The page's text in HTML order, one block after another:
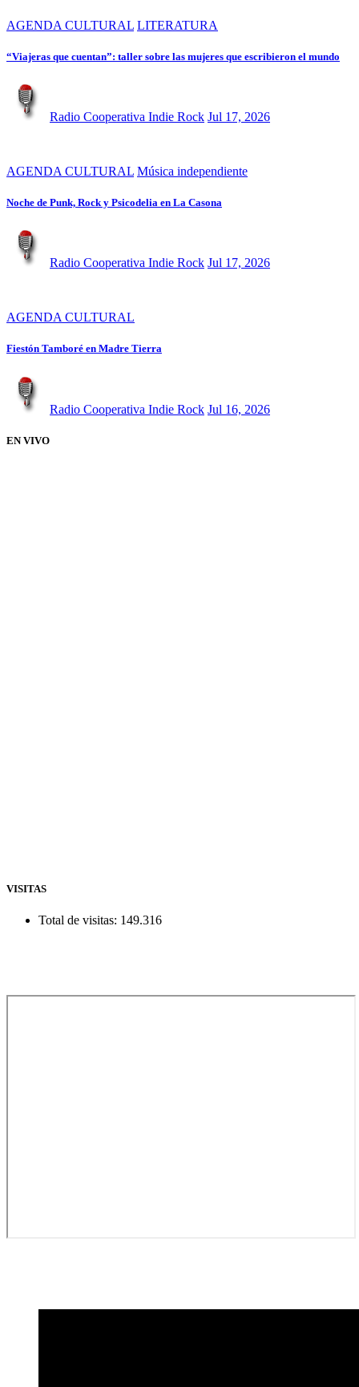
AGENDA CULTURAL LITERATURA
“Viajeras que cuentan”: taller sobre las mujeres que escribieron el mundo
Radio Cooperativa Indie Rock Jul 17, 2026
AGENDA CULTURAL Música independiente
Noche de Punk, Rock y Psicodelia en La Casona
Radio Cooperativa Indie Rock Jul 17, 2026
AGENDA CULTURAL
Fiestón Tamboré en Madre Tierra
Radio Cooperativa Indie Rock Jul 16, 2026
EN VIVO
VISITAS
Total de visitas: 149.316